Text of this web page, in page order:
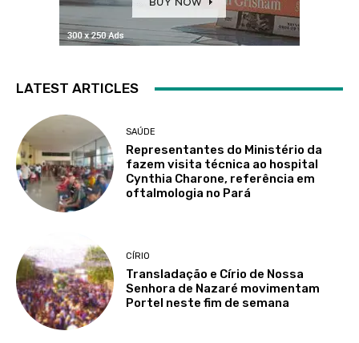
LATEST ARTICLES
SAÚDE
Representantes do Ministério da
fazem visita técnica ao hospital
Cynthia Charone, referência em
oftalmologia no Pará
CÍRIO
Transladação e Círio de Nossa
Senhora de Nazaré movimentam
Portel neste fim de semana